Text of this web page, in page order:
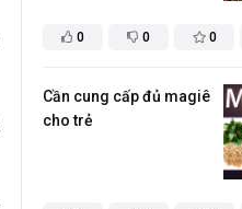
0 0 0
​Cần cung cấp đủ magiê
cho trẻ